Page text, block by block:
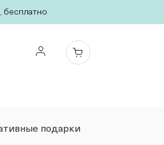
, бесплатно
подарки